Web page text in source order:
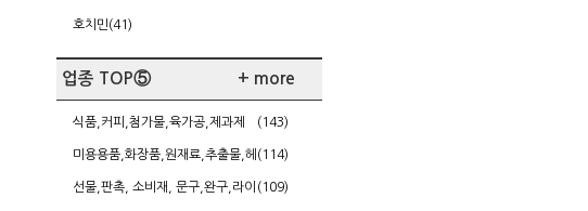
호치민(41)
업종 TOP⑤ + more
식품,커피,첨가물,육가공,제과제
(143)
미용용품,화장품,원재료,추출물,헤 (114)
선물,판촉, 소비재, 문구,완구,라이 (109)